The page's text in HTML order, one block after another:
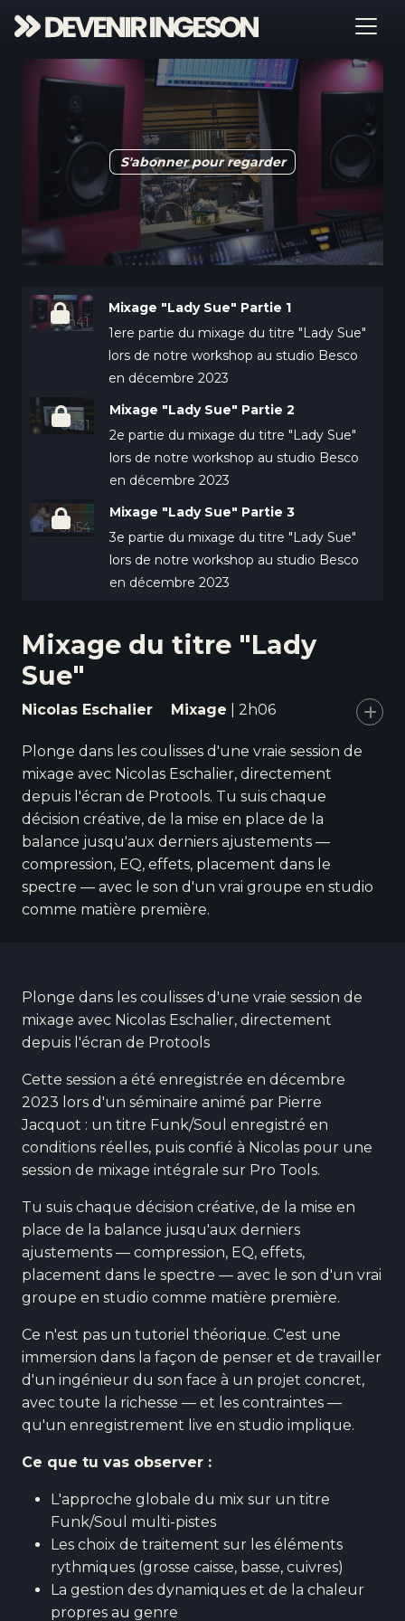
S'abonner pour regarder
0h41
Mixage "Lady Sue" Partie 1
1ere partie du mixage du titre "Lady Sue"
lors de notre workshop au studio Besco
en décembre 2023
0h31
Mixage "Lady Sue" Partie 2
2e partie du mixage du titre "Lady Sue"
lors de notre workshop au studio Besco
en décembre 2023
0h54
Mixage "Lady Sue" Partie 3
3e partie du mixage du titre "Lady Sue"
lors de notre workshop au studio Besco
en décembre 2023
Mixage du titre "Lady
Sue"
Nicolas Eschalier Mixage | 2h06
Plonge dans les coulisses d'une vraie session de
mixage avec Nicolas Eschalier, directement
depuis l'écran de Protools. Tu suis chaque
décision créative, de la mise en place de la
balance jusqu'aux derniers ajustements —
compression, EQ, effets, placement dans le
spectre — avec le son d'un vrai groupe en studio
comme matière première.
Plonge dans les coulisses d'une vraie session de
mixage avec Nicolas Eschalier, directement
depuis l'écran de Protools
Cette session a été enregistrée en décembre
2023 lors d'un séminaire animé par Pierre
Jacquot : un titre Funk/Soul enregistré en
conditions réelles, puis confié à Nicolas pour une
session de mixage intégrale sur Pro Tools.
Tu suis chaque décision créative, de la mise en
place de la balance jusqu'aux derniers
ajustements — compression, EQ, effets,
placement dans le spectre — avec le son d'un vrai
groupe en studio comme matière première.
Ce n'est pas un tutoriel théorique. C'est une
immersion dans la façon de penser et de travailler
d'un ingénieur du son face à un projet concret,
avec toute la richesse — et les contraintes —
qu'un enregistrement live en studio implique.
Ce que tu vas observer :
L'approche globale du mix sur un titre
Funk/Soul multi-pistes
Les choix de traitement sur les éléments
rythmiques (grosse caisse, basse, cuivres)
La gestion des dynamiques et de la chaleur
propres au genre